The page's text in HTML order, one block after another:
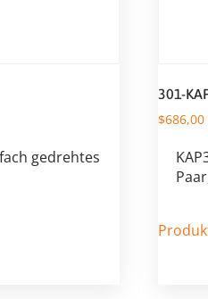
gedrehtes
301-
$686,00